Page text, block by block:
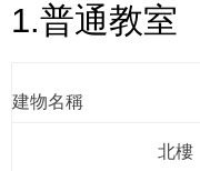
1.普通教室
建物名稱
北樓